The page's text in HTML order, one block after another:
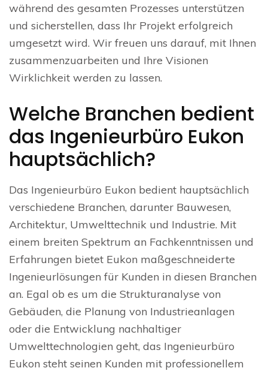
während des gesamten Prozesses unterstützen
und sicherstellen, dass Ihr Projekt erfolgreich
umgesetzt wird. Wir freuen uns darauf, mit Ihnen
zusammenzuarbeiten und Ihre Visionen
Wirklichkeit werden zu lassen.
Welche Branchen bedient
das Ingenieurbüro Eukon
hauptsächlich?
Das Ingenieurbüro Eukon bedient hauptsächlich
verschiedene Branchen, darunter Bauwesen,
Architektur, Umwelttechnik und Industrie. Mit
einem breiten Spektrum an Fachkenntnissen und
Erfahrungen bietet Eukon maßgeschneiderte
Ingenieurlösungen für Kunden in diesen Branchen
an. Egal ob es um die Strukturanalyse von
Gebäuden, die Planung von Industrieanlagen
oder die Entwicklung nachhaltiger
Umwelttechnologien geht, das Ingenieurbüro
Eukon steht seinen Kunden mit professionellem